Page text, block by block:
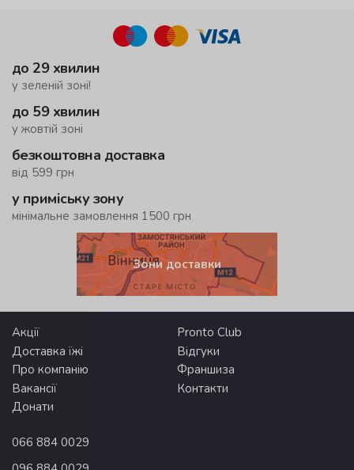
до 29 хвилин
у зеленій зоні!
до 59 хвилин
у жовтій зоні
безкоштовна доставка
від 599 грн
у приміську зону
мінімальне замовлення 1500 грн
Зони доставки
Акції
Pronto Club
Доставка їжі
Відгуки
Про компанію
Франшиза
Вакансії
Контакти
Донати
066 884 0029